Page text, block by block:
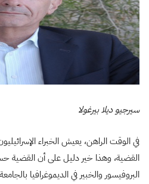
سيرجيو ديلا بيرغولا
في الوقت الراهن، يعيش الخبراء
القضية، وهذا خير دليل على أن القضية
البروفيسور والخبير في الديموغرافيا